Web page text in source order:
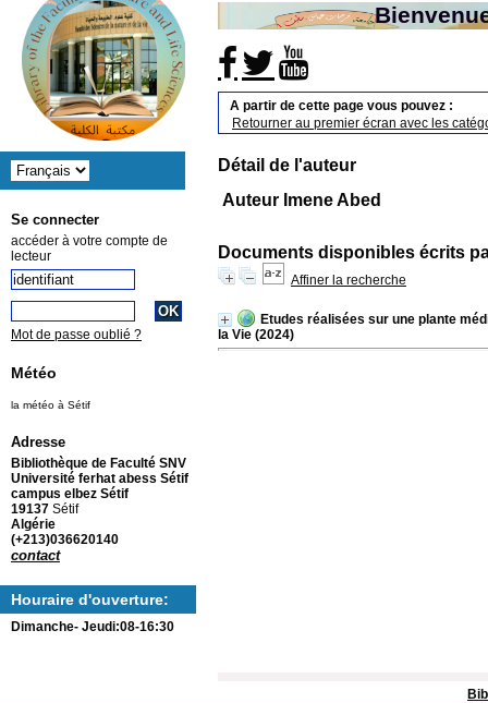
A partir de cette page vous pouvez :
Retourner au premier écran avec les
Détail de l'auteur
Auteur Imene Abed
Documents disponibles écrits
Affiner la recherche
Etudes réalisées sur une plante
la Vie (2024)
Se connecter
accéder à votre compte de
lecteur
Mot de passe oublié ?
Météo
la météo à Sétif
Adresse
Bibliothèque de Faculté SNV
Université ferhat abess Sétif
campus elbez Sétif
19137 Sétif
Algérie
(+213)036620140
contact
Houraire d'ouverture:
Dimanche- Jeudi:08-16:30